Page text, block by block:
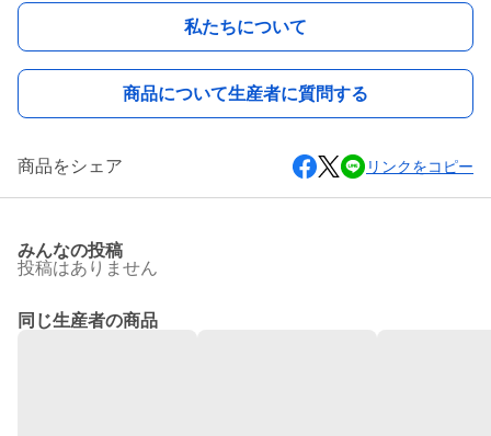
私たちについて
商品について生産者に質問する
商品をシェア リンクをコピー
みんなの投稿
投稿はありません
同じ生産者の商品